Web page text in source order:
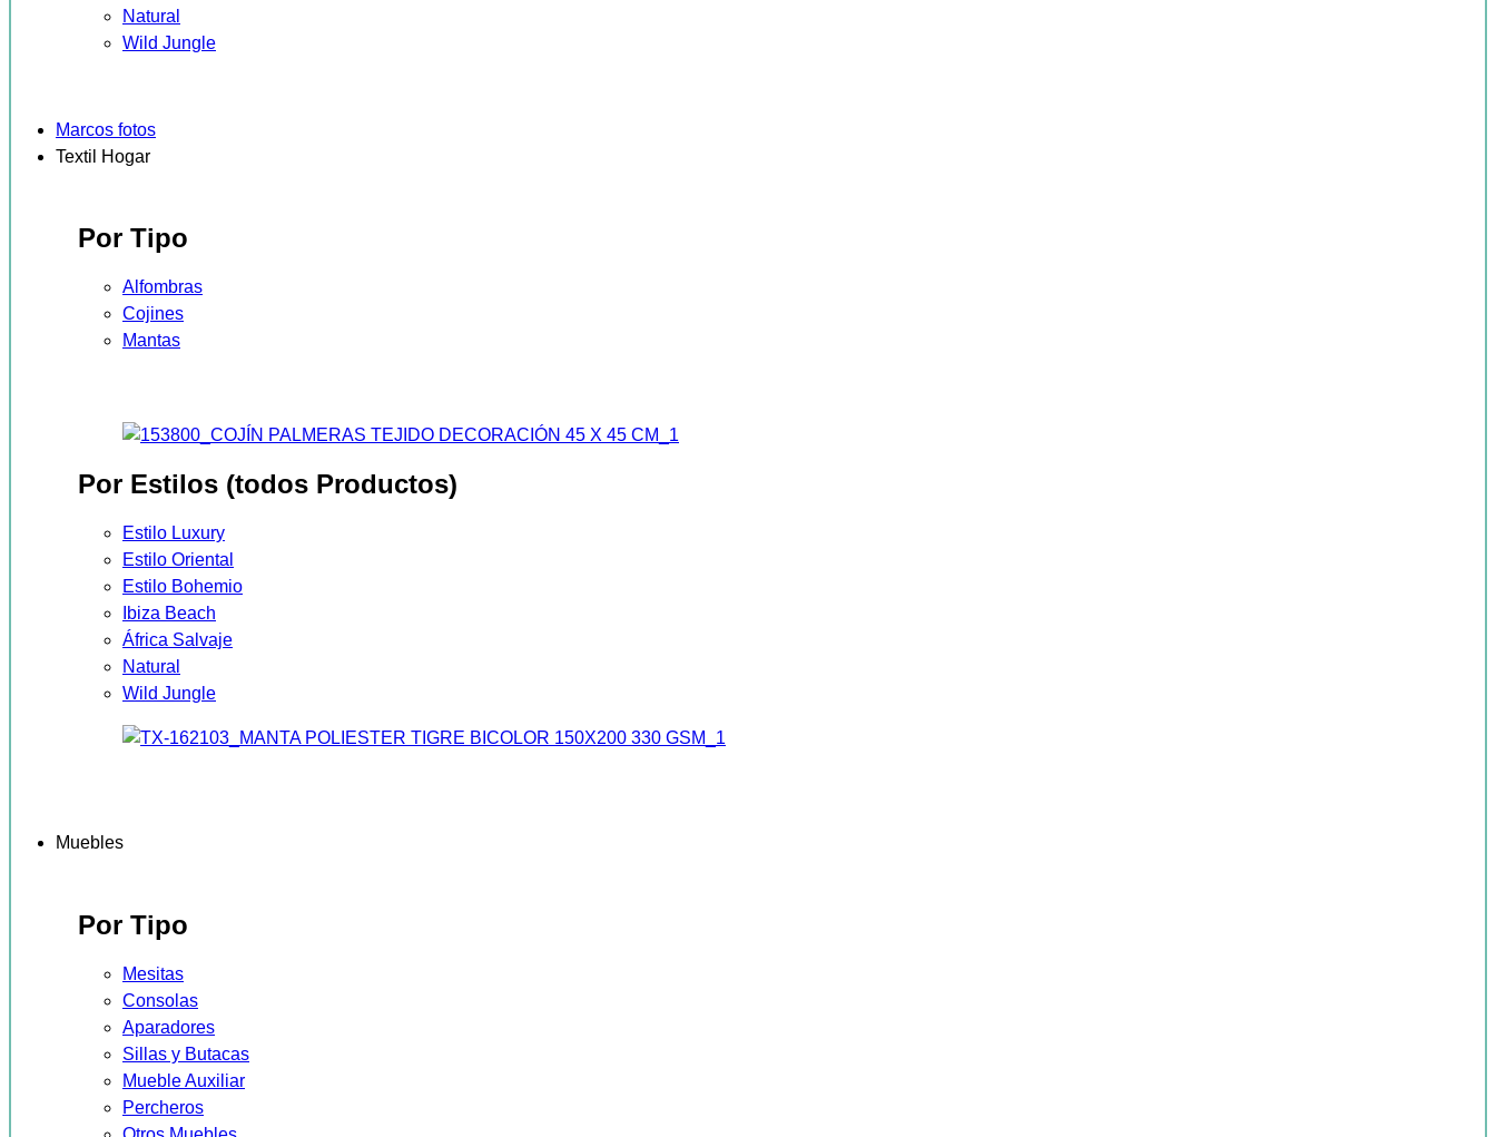
Natural
Wild Jungle
Marcos fotos
Textil Hogar
Por Tipo
Alfombras
Cojines
Mantas
Por Estilos (todos Productos)
Estilo Luxury
Estilo Oriental
Estilo Bohemio
Ibiza Beach
África Salvaje
Natural
Wild Jungle
Muebles
Por Tipo
Mesitas
Consolas
Aparadores
Sillas y Butacas
Mueble Auxiliar
Percheros